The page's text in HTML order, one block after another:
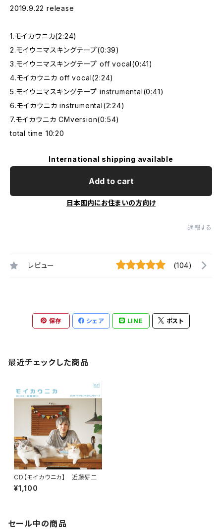
2019.9.22 release
1.モイカウニカ(2:24)
2.モイウニマスキングテープ(0:39)
3.モイウニマスキングテープ off vocal(0:41)
4.モイカウニカ off vocal(2:24)
5.モイウニマスキングテープ instrumental(0:41)
6.モイカウニカ instrumental(2:24)
7.モイカウニカ CMversion(0:54)
total time 10:20
International shipping available
Add to cart
日本国内にお住まいの方向け
通報する
レビュー (104)
保存 シェア LINE ポスト
最近チェックした商品
CD【モイカウニカ】 近藤研二
¥1,100
セール中の商品